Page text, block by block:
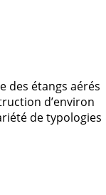
des étangs aérés
d’environ
de typologies